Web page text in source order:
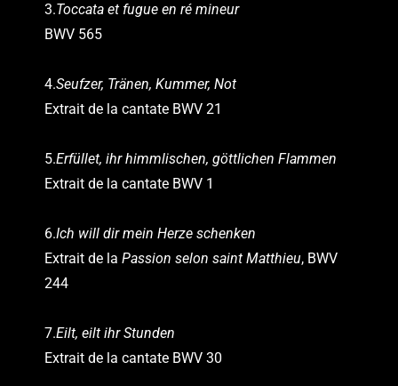
3.Toccata et fugue en ré mineur
BWV 565
4.Seufzer, Tränen, Kummer, Not
Extrait de la cantate BWV 21
5.Erfüllet, ihr himmlischen, göttlichen Flammen
Extrait de la cantate BWV 1
6.Ich will dir mein Herze schenken
Extrait de la Passion selon saint Matthieu, BWV
244
7.Eilt, eilt ihr Stunden
Extrait de la cantate BWV 30